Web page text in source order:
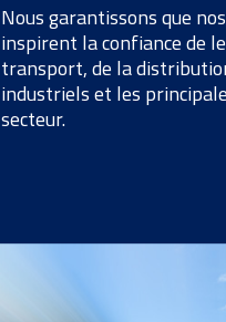
Nous garantissons que
inspirent la confiance de
transport, de la
industriels et les
secteur.